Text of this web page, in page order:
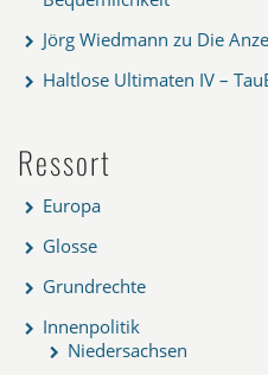
Jörg Wiedmann zu Die
Haltlose Ultimaten IV –
Ressort
Europa
Glosse
Grundrechte
Innenpolitik
Niedersachsen